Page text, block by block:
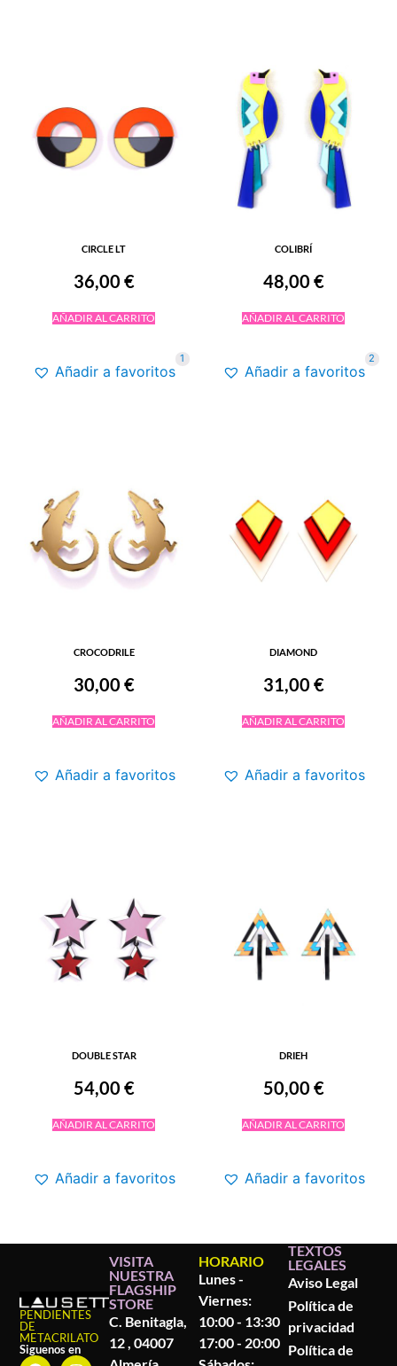
CIRCLE LT
36,00 €
AÑADIR AL CARRITO
Añadir a favoritos
1
COLIBRÍ
48,00 €
AÑADIR AL CARRITO
Añadir a favoritos
2
CROCODRILE
30,00 €
AÑADIR AL CARRITO
Añadir a favoritos
DIAMOND
31,00 €
AÑADIR AL CARRITO
Añadir a favoritos
DOUBLE STAR
54,00 €
AÑADIR AL CARRITO
Añadir a favoritos
DRIEH
50,00 €
AÑADIR AL CARRITO
Añadir a favoritos
PENDIENTES
DE
METACRILATO
Siguenos en
VISITA
NUESTRA
FLAGSHIP
STORE
C. Benitagla,
12 , 04007
HORARIO
Lunes -
Viernes:
10:00 - 13:30
17:00 - 20:00
TEXTOS
LEGALES
Aviso Legal
Política de
privacidad
Política de